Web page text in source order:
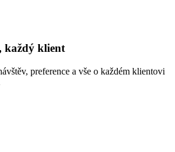
každý klient
preference a vše o každém klientovi